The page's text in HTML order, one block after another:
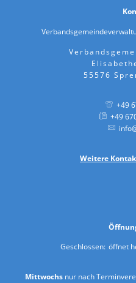
55576
+49
+49
Weitere
Klicken, um weitere
Geschlossen: öffnet
Mittwochs nur nach